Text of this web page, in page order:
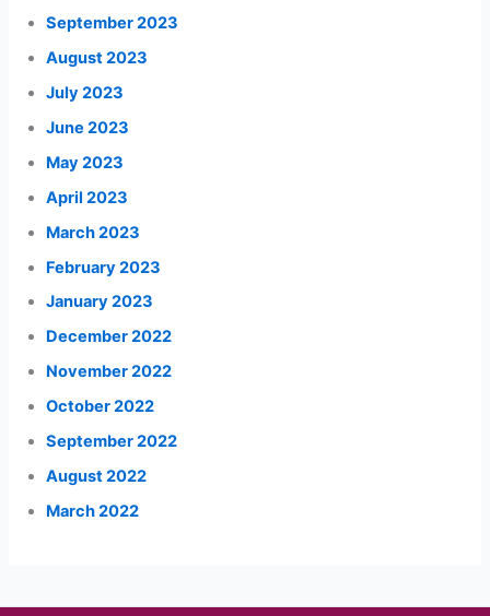
September 2023
August 2023
July 2023
June 2023
May 2023
April 2023
March 2023
February 2023
January 2023
December 2022
November 2022
October 2022
September 2022
August 2022
March 2022